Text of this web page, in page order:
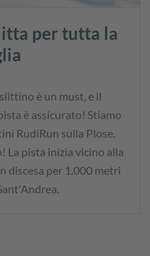
per tutta la
è un must, e il
è assicurato! Stiamo
RudiRun sulla Plose.
La pista inizia vicino alla
discesa per 1.000 metri